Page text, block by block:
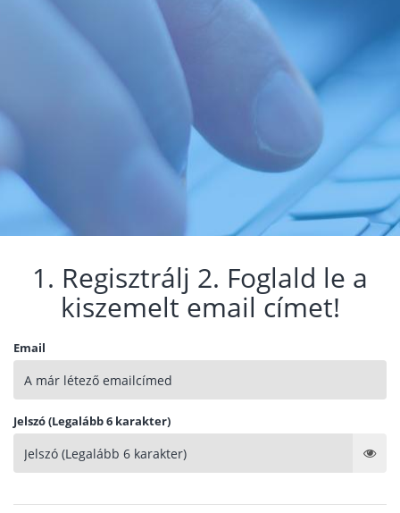
1. Regisztrálj 2. Foglald le a
kiszemelt email címet!
Email
Jelszó (Legalább 6 karakter)